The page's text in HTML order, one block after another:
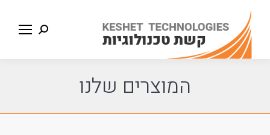
Search:
המוצרים שלנו